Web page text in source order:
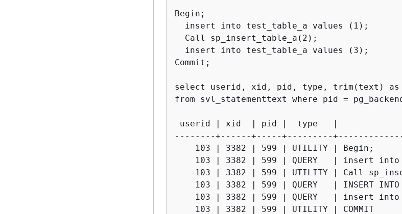
Begin;
  insert into test_table_a values (1);
  Call sp_insert_table_a(2);
  insert into test_table_a values (3);
Commit;
select userid, xid, pid, type, trim(text) as
from svl_statementtext where pid =
userid | xid  | pid |  type   |
--------+------+-----+---------
    103 | 3382 | 599 | UTILITY | Begin;
103 | 3382 | 599 | QUERY   | insert into
103 | 3382 | 599 | UTILITY | Call
103 | 3382 | 599 | QUERY   | INSERT INTO
103 | 3382 | 599 | QUERY   | insert into